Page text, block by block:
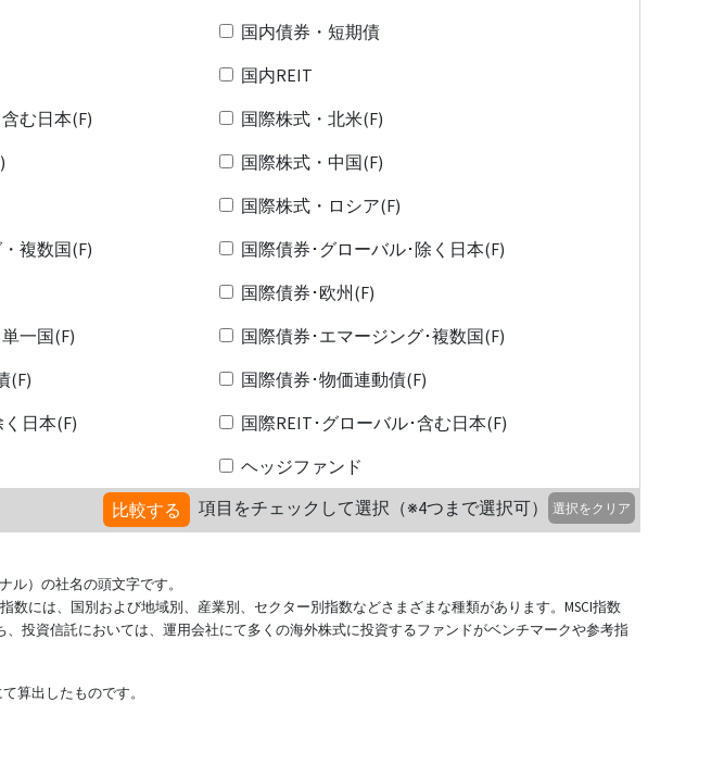
国内債券・短期債
国内REIT
む日本(F)
国際株式・北米(F)
国際株式・中国(F)
国際株式・ロシア(F)
複数国(F)
国際債券･グローバル･除く日本(F)
国際債券･欧州(F)
一国(F)
国際債券･エマージング･複数国(F)
(F)
国際債券･物価連動債(F)
日本(F)
国際REIT･グローバル･含む日本(F)
ヘッジファンド
比較する
項目をチェックして選択（※4つまで選択可） 選択をクリア
ル）の社名の頭文字です。
数には、国別および地域別、産業別、セクター別指数などさまざまな種類があります。MSCI指数
投資信託においては、運用会社にて多くの海外株式に投資するファンドがベンチマークや参考指
算出したものです。